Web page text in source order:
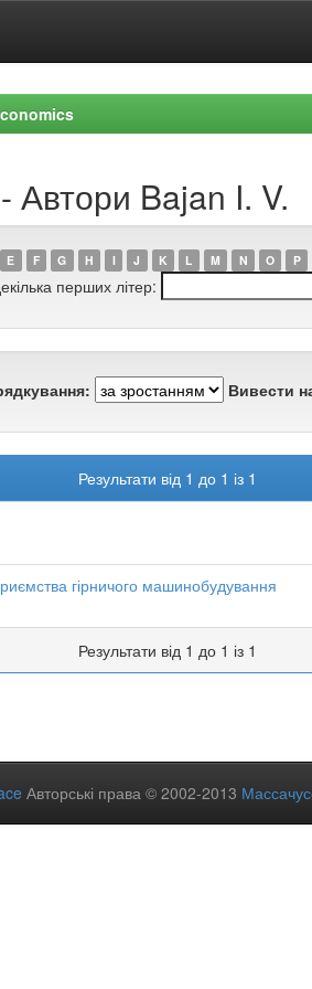
Автори Bajan I. V.
E F G H I J K L M N O P
перших літер:
Вивести
Результати від 1 до 1 із 1
гірничого машинобудування
Результати від 1 до 1 із 1
Авторські права © 2002-2013